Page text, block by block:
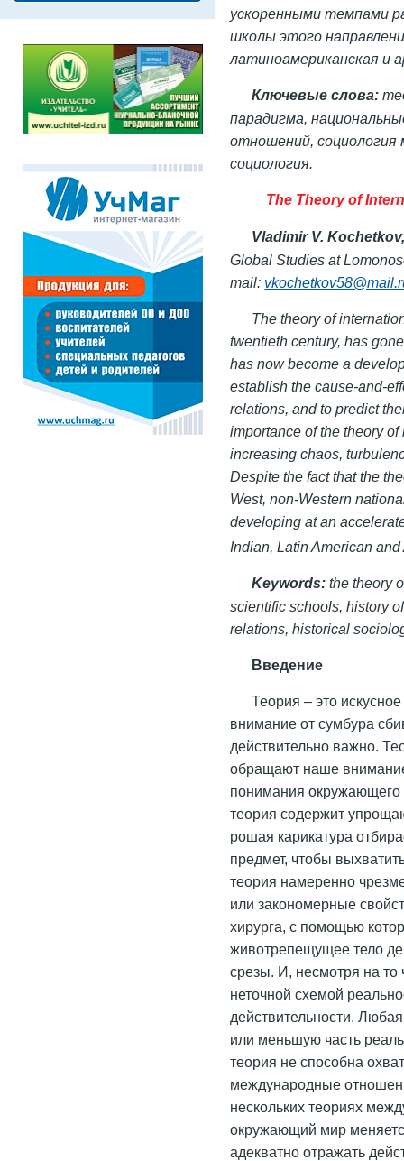
ускоренными темпами
школы этого
латиноамериканская и
Ключевые слова:
парадигма,
отношений,
социология.
The Theory of
Vladimir V.
Global Studies at
mail:
The theory of
twentieth century, has
has now become a
establish the cause-and-
relations, and to predict
importance of the theory
increasing chaos,
Despite the fact that the
West, non-Western
developing at an
Indian, Latin American and
Keywords:the theory
scientific schools, history
relations, historical
Введение
Теория – это
внимание от сумбура
действительно важно.
обращают наше
понимания окружающего
теория содержит
рошая карикатура
предмет, чтобы
теория намеренно
или закономерные
хирурга, с помощью
животрепещущее тело
срезы. И, несмотря на то
неточной схемой
действительности.
или меньшую часть
теория не способна
международные
нескольких теориях
окружающий мир
адекватно отражать